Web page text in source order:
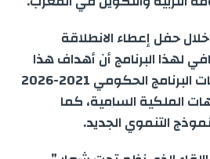
حفل إعطاء الانطلاقة
لهذا البرنامج أن أهداف هذا
الأخير تنسجم مع التزامات البرنامج الحكومي 2021-2026
الملكية السامية، كما
التنموي الجديد.